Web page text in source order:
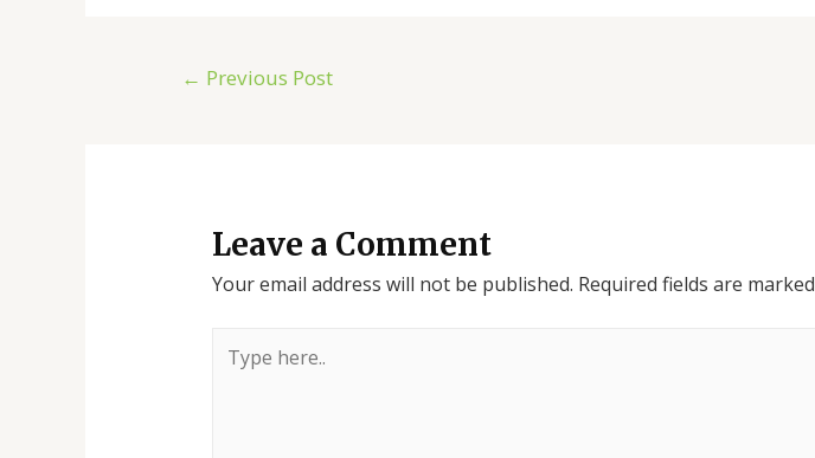
← Previous Post
Leave a Comment
Your email address will not be published. Required fields are marked